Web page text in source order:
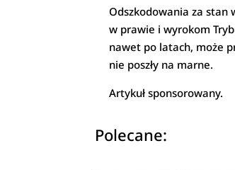
Odszkodowania za stan
w prawie i wyrokom
nawet po latach, może
nie poszły na marne.
Artykuł sponsorowany.
Polecane: